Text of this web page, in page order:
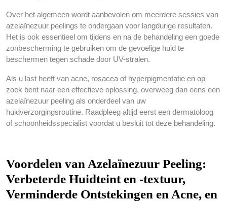
Over het algemeen wordt aanbevolen om meerdere sessies van
azelaïnezuur peelings te ondergaan voor langdurige resultaten.
Het is ook essentieel om tijdens en na de behandeling een goede
zonbescherming te gebruiken om de gevoelige huid te
beschermen tegen schade door UV-stralen.
Als u last heeft van acne, rosacea of hyperpigmentatie en op
zoek bent naar een effectieve oplossing, overweeg dan eens een
azelaïnezuur peeling als onderdeel van uw
huidverzorgingsroutine. Raadpleeg altijd eerst een dermatoloog
of schoonheidsspecialist voordat u besluit tot deze behandeling.
Voordelen van Azelaïnezuur Peeling:
Verbeterde Huidteint en -textuur,
Verminderde Ontstekingen en Acne, en